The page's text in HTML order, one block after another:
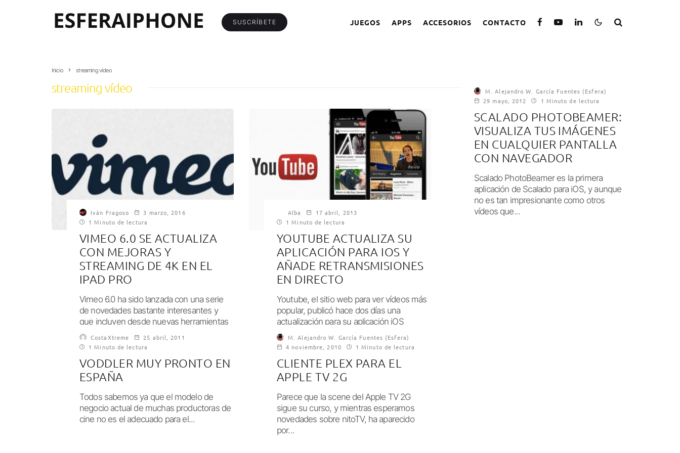
SUSCRÍBETE JUEGOS APPS ACCESORIOS CONTACTO
Inicio streaming vídeo
streaming vídeo
Iván Fragoso
3 marzo, 2016
1 Minuto de lectura
VIMEO 6.0 SE ACTUALIZA
CON MEJORAS Y
STREAMING DE 4K EN EL
IPAD PRO
Vimeo 6.0 ha sido lanzada con una serie
de novedades bastante interesantes y
que incluyen desde nuevas herramientas
de búsqueda hasta soporte para video 4K.
Alba
17 abril, 2013
1 Minuto de lectura
YOUTUBE ACTUALIZA SU
APLICACIÓN PARA IOS Y
AÑADE RETRANSMISIONES
EN DIRECTO
Youtube, el sitio web para ver vídeos más
popular, publicó hace dos días una
actualización para su aplicación iOS
presentando...
M. Alejandro W. García Fuentes (Esfera)
29 mayo, 2012
1 Minuto de lectura
SCALADO PHOTOBEAMER:
VISUALIZA TUS IMÁGENES
EN CUALQUIER PANTALLA
CON NAVEGADOR
Scalado PhotoBeamer es la primera
aplicación de Scalado para iOS, y aunque
no es tan impresionante como otros
vídeos que...
CostaXtreme
25 abril, 2011
1 Minuto de lectura
VODDLER MUY PRONTO EN
ESPAÑA
Todos sabemos ya que el modelo de
negocio actual de muchas productoras de
cine no es el adecuado para el...
M. Alejandro W. García Fuentes (Esfera)
4 noviembre, 2010
1 Minuto de lectura
CLIENTE PLEX PARA EL
APPLE TV 2G
Parece que la scene del Apple TV 2G
sigue su curso, y mientras esperamos
novedades sobre nitoTV, ha aparecido
por...